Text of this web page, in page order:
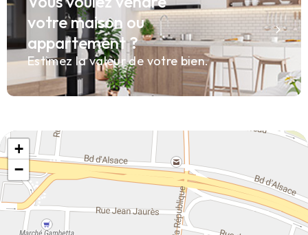
votre maison ou
appartement ?
Estimez la valeur de votre bien.
+
−